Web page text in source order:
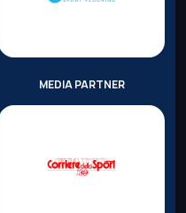
MEDIA PARTNER